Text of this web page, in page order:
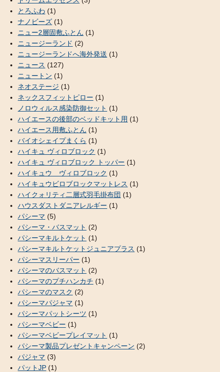
とろふわ (1)
ナノビーズ (1)
ニュー2層固敷ふとん (1)
ニュージーランド (2)
ニュージーランドへ海外発送 (1)
ニュース (127)
ニュートン (1)
ネオステージ (1)
ネックスフィットピロー (1)
ノロウィルス感染防御セット (1)
ハイエースの後部のベッドキット用 (1)
ハイエース用敷ふとん (1)
バイオシェイプまくら (1)
ハイキュ ヴィロブロック (1)
ハイキュ ヴィロブロック トッパー (1)
ハイキュウ ヴィロブロック (1)
ハイキュウビロブロックマットレス (1)
ハイクォリティ二層式羽毛掛布団 (1)
ハウスダストダニアレルギー (1)
パシーマ (5)
パシーマ・バスマット (2)
パシーマキルトケット (1)
パシーマキルトケットジュニアプラス (1)
パシーマスリーパー (1)
パシーマのバスマット (2)
パシーマのプチハンカチ (1)
パシーマのマスク (2)
パシーマパジャマ (1)
パシーマパットシーツ (1)
パシーマベビー (1)
パシーマベビープレイマット (1)
パシーマ製品プレゼントキャンペーン (2)
パジャマ (3)
パットJP (1)